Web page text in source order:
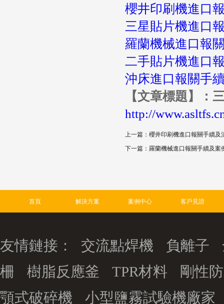
櫻井印刷機進口
三星貼片機進口
羅蘭機械進口報
二手貼片機進口
沖床進口報關手
【文章標題】：
http://
上一篇：櫻井印刷機進口報關手續及
下一篇：羅蘭機械進口報關手續及案
首頁 解決方案 案例中心 客戶見證
友情鏈接： 交流點焊機 負離子
柵
樹脂反應釜 TPR材料
剛性
顎式破碎機
小型鹽霧試驗機廠家